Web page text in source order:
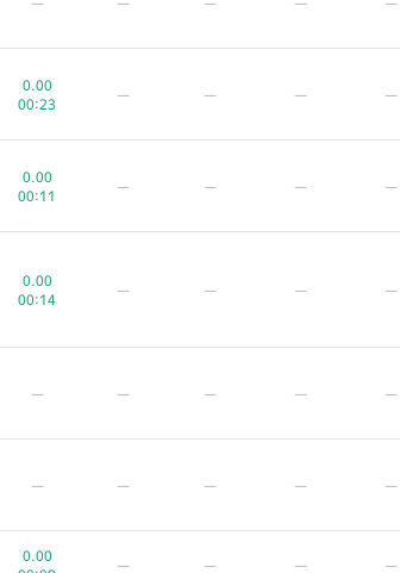
— — — — —
0.00
00:23
— — — —
0.00
00:11
— — — —
0.00
00:14
— — — —
— — — — —
— — — — —
0.00
— — — —
1260/3298 810/1443 3736/4153 1813/3081 1663/
— — — — —
0.00